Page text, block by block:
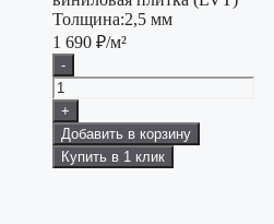
Толщина:2,5 мм
1 690 ₽/м²
-
+
Добавить в корзину
Купить в 1 клик